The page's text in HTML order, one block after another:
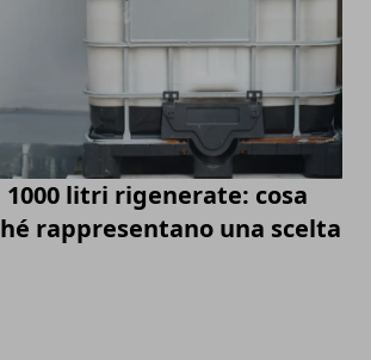
1000 litri rigenerate: cosa
rappresentano una scelta